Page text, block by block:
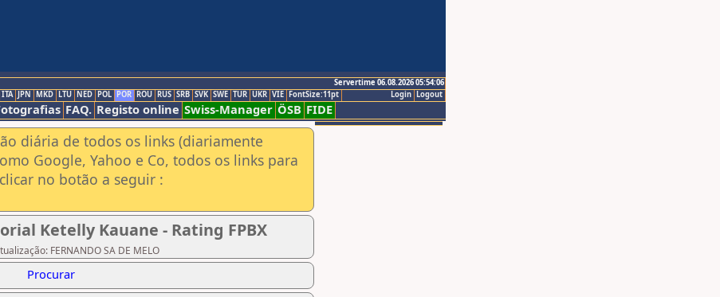
Servertime 06.08.2026 05:54:06
Logout
Login
ITA JPN MKD LTU NED POL POR ROU RUS SRB SVK SWE TUR UKR VIE FontSize:11pt
FAQ. Registo online Swiss-Manager ÖSB FIDE
diária de todos os links (diariamente
Google, Yahoo e Co, todos os links para
no botão a seguir :
Ketelly Kauane - Rating FPBX
FERNANDO SA DE MELO
Procurar